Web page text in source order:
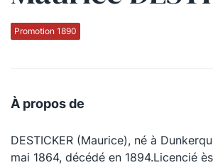
Promotion 1890
À propos de
DESTICKER (Maurice), né à
mai 1864, décédé en 1894.Licencié
La Conférence
La Conférence